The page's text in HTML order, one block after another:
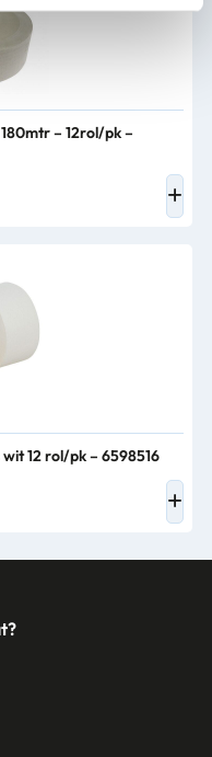
– 12rol/pk –
12 rol/pk – 6598516